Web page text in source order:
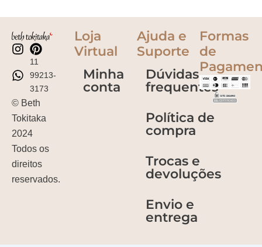
11
99213-
3173
© Beth
Tokitaka
2024
Todos os
direitos
reservados.
Loja
Virtual
Minha
conta
Ajuda e
Suporte
Dúvidas
frequentes
Política de
compra
Trocas e
devoluções
Envio e
entrega
Formas
de